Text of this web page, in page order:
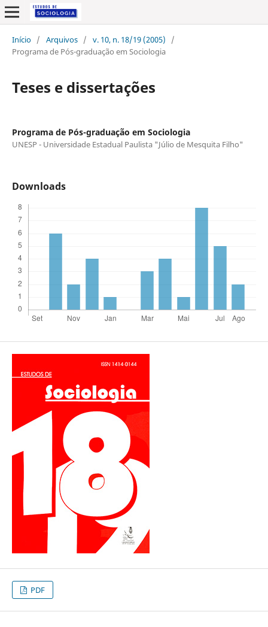
Início / Arquivos / v. 10, n. 18/19 (2005)
/
Programa de Pós-graduação em Sociologia
Teses e dissertações
Programa de Pós-graduação em Sociologia
UNESP - Universidade Estadual Paulista "Júlio de Mesquita Filho"
Downloads
PDF